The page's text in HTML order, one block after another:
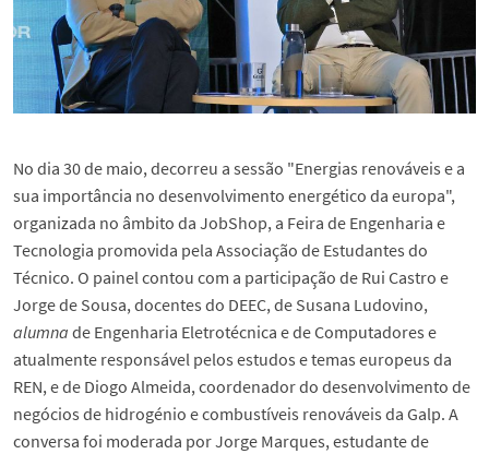
No dia 30 de maio, decorreu a sessão "Energias renováveis e a
sua importância no desenvolvimento energético da europa",
organizada no âmbito da JobShop, a Feira de Engenharia e
Tecnologia promovida pela Associação de Estudantes do
Técnico. O painel contou com a participação de Rui Castro e
Jorge de Sousa, docentes do DEEC, de Susana Ludovino,
alumna de Engenharia Eletrotécnica e de Computadores e
atualmente responsável pelos estudos e temas europeus da
REN, e de Diogo Almeida, coordenador do desenvolvimento de
negócios de hidrogénio e combustíveis renováveis da Galp. A
conversa foi moderada por Jorge Marques, estudante de